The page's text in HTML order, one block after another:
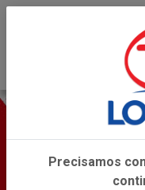
Precisamos